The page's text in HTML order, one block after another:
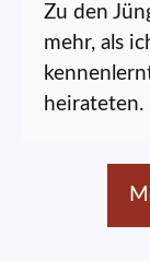
Zu den
mehr, als
heirateten.